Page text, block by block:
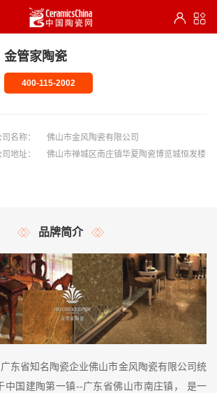
金管家陶瓷
400-115-2002
司名称：
佛山市金风陶瓷有限公司
司地址：
佛山市禅城区南庄镇华夏陶瓷博览城恒发楼
品牌简介
东省知名陶瓷企业佛山市金风陶瓷有限公司统
中国建陶第一镇--广东省佛山市南庄镇， 是一